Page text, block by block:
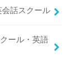
話スクール
ール・英語